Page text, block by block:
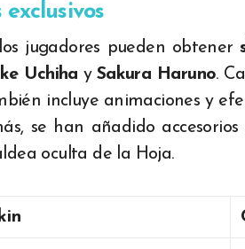
exclusivos
jugadores pueden obtener
Uchiha y Sakura Haruno.
incluye animaciones y
se han añadido accesorios
oculta de la Hoja.